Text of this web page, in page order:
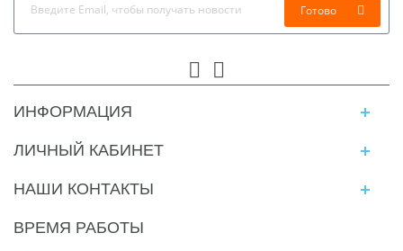
Готово
ИНФОРМАЦИЯ
ЛИЧНЫЙ КАБИНЕТ
НАШИ КОНТАКТЫ
ВРЕМЯ РАБОТЫ